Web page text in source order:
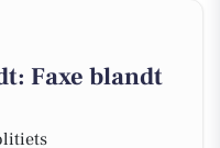
Faxe blandt